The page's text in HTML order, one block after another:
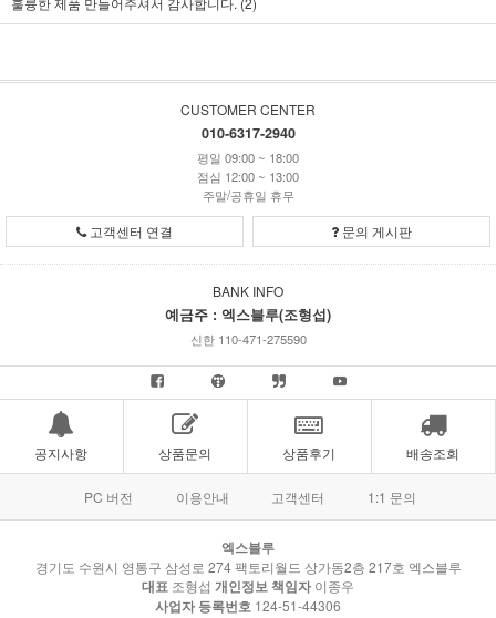
CUSTOMER CENTER
010-6317-2940
평일 09:00 ~ 18:00
점심 12:00 ~ 13:00
주말/공휴일 휴무
고객센터 연결 문의 게시판
BANK INFO
예금주 : 엑스블루(조형섭)
신한 110-471-275590
공지사항 상품문의 상품후기 배송조회
PC 버전 이용안내 고객센터 1:1 문의
엑스블루
경기도 수원시 영통구 삼성로 274 팩토리월드 상가동2층 217호 엑스블루
대표 조형섭 개인정보 책임자 이종우
사업자 등록번호 124-51-44306